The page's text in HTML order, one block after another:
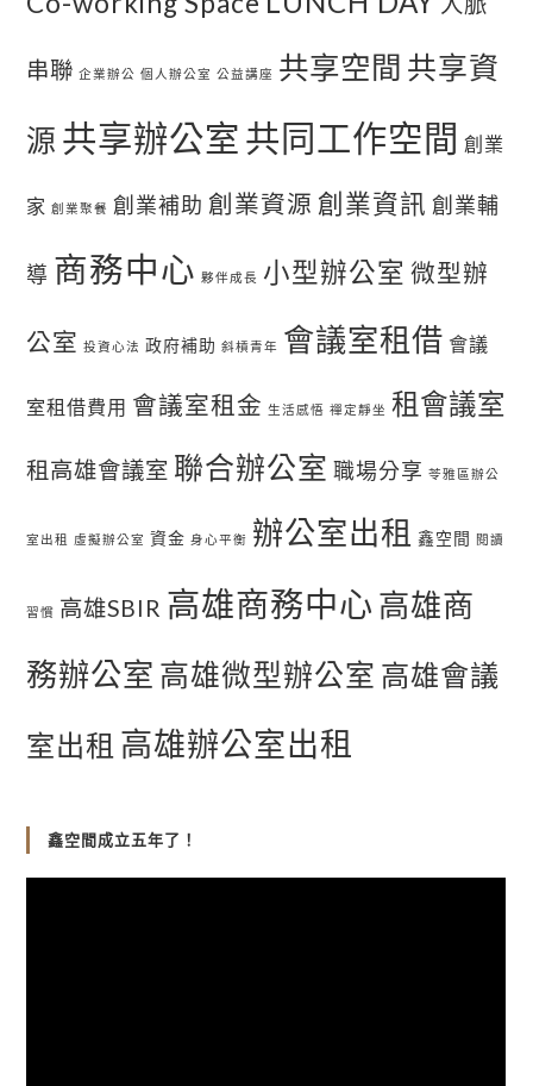
串聯 企業辦公 個人辦公室 公益講座 共享空間 共享資
源 共享辦公室 共同工作空間 創業
家 創業聚餐 創業補助 創業資源 創業資訊 創業輔
導 商務中心 夥伴成長 小型辦公室 微型辦
公室 投資心法 政府補助 斜槓青年 會議室租借 會議
室租借費用 會議室租金 生活感悟 禪定靜坐 租會議室
租高雄會議室 聯合辦公室 職場分享 苓雅區辦公
室出租 虛擬辦公室 資金 身心平衡 辦公室出租 鑫空間 閱讀
習慣 高雄SBIR 高雄商務中心 高雄商
務辦公室 高雄微型辦公室 高雄會議
室出租 高雄辦公室出租
鑫空間成立五年了！